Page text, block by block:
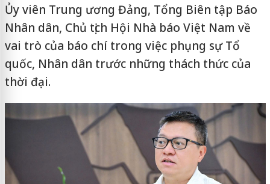
Ủy viên Trung ương Đảng, Tổng Biên tập Báo
Nhân dân, Chủ tịch Hội Nhà báo Việt Nam về
vai trò của báo chí trong việc phụng sự Tổ
quốc, Nhân dân trước những thách thức của
thời đại.